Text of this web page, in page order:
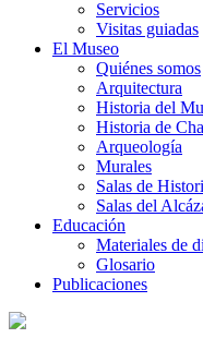
Servicios
Visitas guiadas
El Museo
Quiénes somos
Arquitectura
Historia del
Historia de
Arqueología
Murales
Salas de
Salas del
Educación
Materiales de
Glosario
Publicaciones